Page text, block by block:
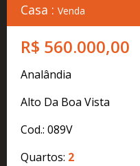
Casa : Venda
R$ 560.000,00
Analândia
Alto Da Boa Vista
Cod.: 089V
Quartos: 2